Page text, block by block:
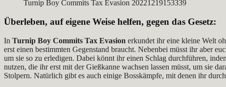
Turnip Boy Commits Tax Evasion 20221219153339
Überleben, auf eigene Weise helfen, gegen das Gesetz:
In Turnip Boy Commits Tax Evasion erkundet ihr eine kleine Welt
erst einen bestimmten Gegenstand braucht. Nebenbei müsst ihr aber
um sie so zu erledigen. Dabei könnt ihr einen Schlag durchführen,
nutzen, die ihr erst mit der Gießkanne wachsen lassen müsst, um sie
Stolpern. Natürlich gibt es auch einige Bosskämpfe, mit denen ihr